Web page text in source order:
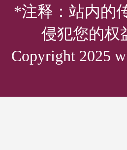
*注释：站内的
侵犯您的权
Copyright 2025